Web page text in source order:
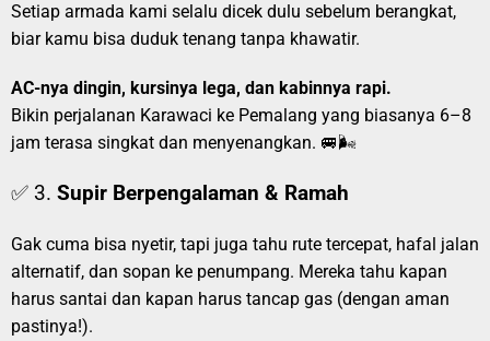
Setiap armada kami selalu dicek dulu sebelum berangkat,
biar kamu bisa duduk tenang tanpa khawatir.
AC-nya dingin, kursinya lega, dan kabinnya rapi.
Bikin perjalanan Karawaci ke Pemalang yang biasanya 6–8
jam terasa singkat dan menyenangkan. 🚐🌬️
✅ 3. Supir Berpengalaman & Ramah
Gak cuma bisa nyetir, tapi juga tahu rute tercepat, hafal jalan
alternatif, dan sopan ke penumpang. Mereka tahu kapan
harus santai dan kapan harus tancap gas (dengan aman
pastinya!).